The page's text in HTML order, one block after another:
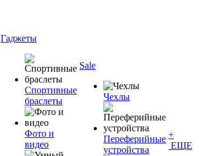
Гаджеты
Спортивные
браслеты
Фото и
видео
Sale
Чехлы
Переферийные
устройства
+
ЕЩЕ